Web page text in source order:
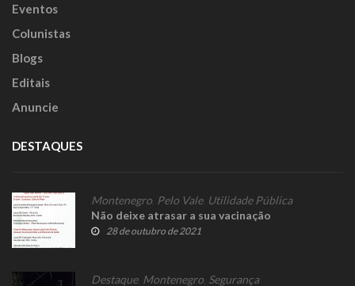
Eventos
Colunistas
Blogs
Editais
Anuncie
DESTAQUES
Montenegro Pelo Vale, Utilidade Pública
Não deixe atrasar a sua vacinação
28 de outubro de 2021
Destaque, Montenegro Segurança